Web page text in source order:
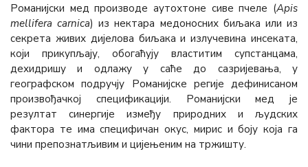
Романијски мед производе аутохтоне сиве пчеле (Apis
mellifera carnica) из нектара медоносних биљака или из
секрета живих дијелова биљака и излучевина инсеката,
који прикупљају, обогаћују властитим супстанцама,
дехидришу и одлажу у саће до сазријевања, у
географском подручју Романијске регије дефинисаном
произвођачкој спецификацији. Романијски мед је
резултат синергије између природних и људских
фактора те има специфичан окус, мирис и боју која га
чини препознатљивим и цијењеним на тржишту.